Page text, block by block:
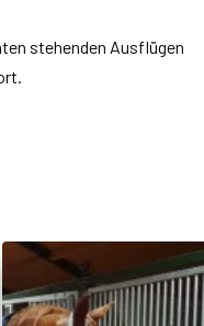
stehenden Ausflügen